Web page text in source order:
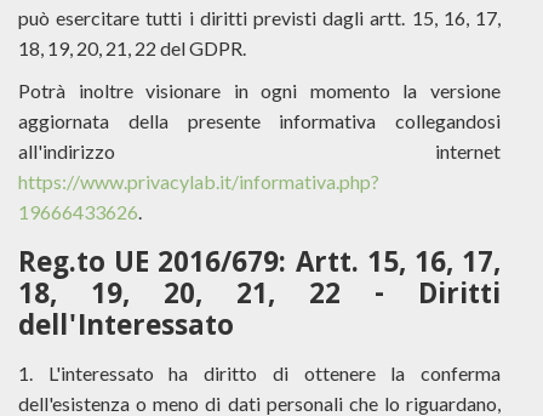
può esercitare tutti i diritti previsti dagli artt. 15, 16, 17,
18, 19, 20, 21, 22 del GDPR.
Potrà inoltre visionare in ogni momento la versione
aggiornata della presente informativa collegandosi
all'indirizzo internet
https://www.privacylab.it/informativa.php?
19666433626.
Reg.to UE 2016/679: Artt. 15, 16, 17,
18, 19, 20, 21, 22 - Diritti
dell'Interessato
1. L'interessato ha diritto di ottenere la conferma
dell'esistenza o meno di dati personali che lo riguardano,